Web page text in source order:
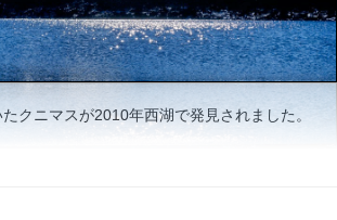
クニマスが2010年西湖で発見されました。